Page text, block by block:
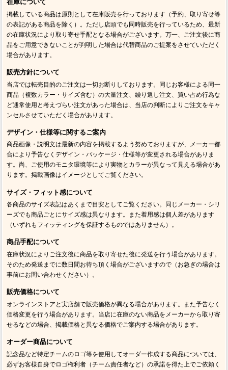
在庫について
掲載している商品は原則として在庫販売を行っております（予約、取り寄せ等
の表記がある商品を除く）。ただし店頭でも同時販売を行っているため、最新
の在庫状況により取り寄せ手配となる場合がございます。万一、ご注文後に商
品をご用意できないことが判明した場合は代替商品のご提案をさせていただく
場合があります。
販売方針について
当店では転売目的のご注文は一切お断りしております。同じお客様による同一
商品（複数カラー・サイズ含む）の大量注文、繰り返し注文、買い占め行為な
ど通常使用と考えづらい注文があった場合は、当店の判断によりご注文をキャ
ンセルさせていただく場合があります。
デザイン・仕様等に関するご案内
商品画像・説明文は最新の内容を掲載するよう努めておりますが、メーカー都
合により予告なくデザイン・パッケージ・仕様等が変更される場合がありま
す。尚、ご使用のモニタ環境等により実物とカラーが異なって見える場合があ
ります。掲載画像はイメージとしてご覧ください。
サイズ・フィット感について
各商品のサイズ表記はあくまで目安としてご覧ください。同じメーカー・シリ
ーズでも商品ごとにサイズ感は異なります。また着用感は個人差があります
（いずれもフィッティングを保証するものではありません）。
商品手配について
在庫状況によりご注文後に商品を取り寄せた後に発送を行う場合があります。
そのため発送までに数日間お待ち頂く場合がございますので（お急ぎの場合は
事前にお問い合わせください）。
販売価格について
オンラインストアと実店舗で販売価格が異なる場合があります。また予告なく
価格変更を行う場合があります。当店に在庫のない商品をメーカーから取り寄
せるなどの場合、掲載価格と異なる価格でご案内する場合があります。
オーダー商品について
記念品など特定チームのロゴ等を使用してオーダー作成する商品については、
必ずお客様自身でロゴ権利者（チーム責任者など）の承諾を得た上でご依頼く